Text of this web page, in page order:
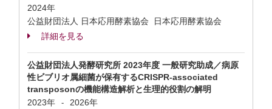
2024年
公益財団法人 日本応用酵素協会 日本応用酵素協会
詳細を見る
公益財団法人発酵研究所 2023年度 一般研究助成／病原
性ビブリオ属細菌が保有するCRISPR-associated
transposonの機能構造解析と⽣理的役割の解明
2023年
-
2026年